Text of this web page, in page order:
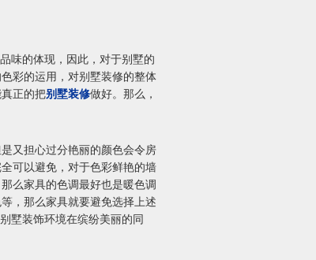
味的体现，因此，对于别墅的
彩的运用，对别墅装修的整体
正的把别墅装修做好。那么，
又担心过分艳丽的颜色会令房
可以避免，对于色彩鲜艳的墙
么家具的色调最好也是暖色调
，那么家具就要避免选择上述
墅装饰环境在缤纷美丽的同